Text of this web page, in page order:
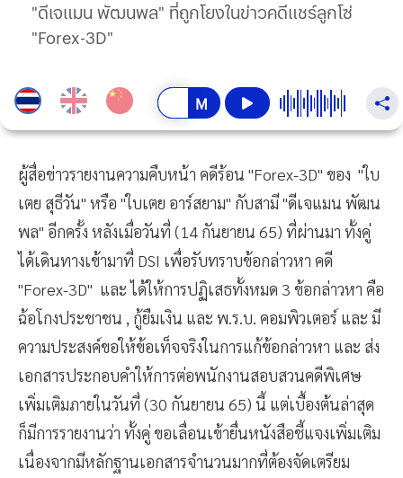
"ดีเจแมน พัฒนพล" ที่ถูกโยงในข่าวคดีแชร์ลูกโซ่
"Forex-3D"
ผู้สื่อข่าวรายงานความคืบหน้า คดีร้อน "Forex-3D" ของ "ใบ
เตย สุธีวัน" หรือ "ใบเตย อาร์สยาม" กับสามี "ดีเจแมน พัฒน
พล" อีกครั้ง หลังเมื่อวันที่ (14 กันยายน 65) ที่ผ่านมา ทั้งคู่
ได้เดินทางเข้ามาที่ DSI เพื่อรับทราบข้อกล่าวหา คดี
"Forex-3D" และ ได้ให้การปฏิเสธทั้งหมด 3 ข้อกล่าวหา คือ
ฉ้อโกงประชาชน , กู้ยืมเงิน และ พ.ร.บ. คอมพิวเตอร์ และ มี
ความประสงค์ขอให้ข้อเท็จจริงในการแก้ข้อกล่าวหา และ ส่ง
เอกสารประกอบคำให้การต่อพนักงานสอบสวนคดีพิเศษ
เพิ่มเติมภายในวันที่ (30 กันยายน 65) นี้ แต่เบื้องต้นล่าสุด
ก็มีการรายงานว่า ทั้งคู่ ขอเลื่อนเข้ายื่นหนังสือชี้แจงเพิ่มเติม
เนื่องจากมีหลักฐานเอกสารจำนวนมากที่ต้องจัดเตรียม